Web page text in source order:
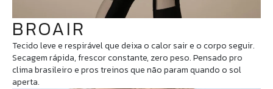
BROAIR
Tecido leve e respirável que deixa o calor sair e o corpo seguir.
Secagem rápida, frescor constante, zero peso. Pensado pro
clima brasileiro e pros treinos que não param quando o sol
aperta.